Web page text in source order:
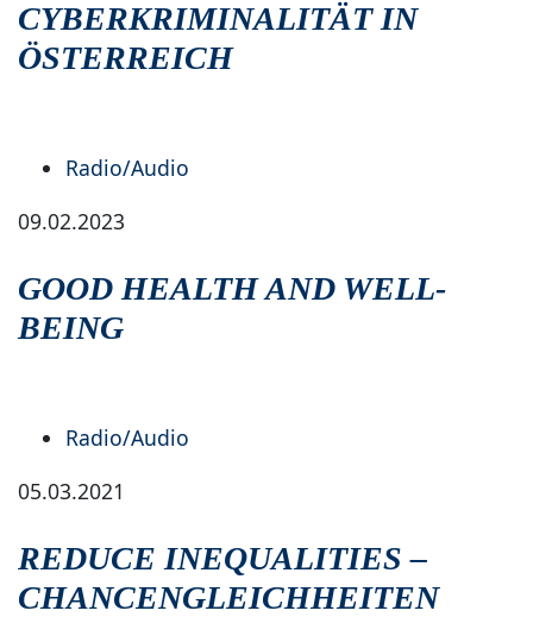
CYBERKRIMINALITÄT IN
ÖSTERREICH
Radio/Audio
09.02.2023
GOOD HEALTH AND WELL-
BEING
Radio/Audio
05.03.2021
REDUCE INEQUALITIES –
CHANCENGLEICHHEITEN